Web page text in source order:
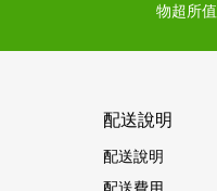
物超所值
配送說明
配送說明